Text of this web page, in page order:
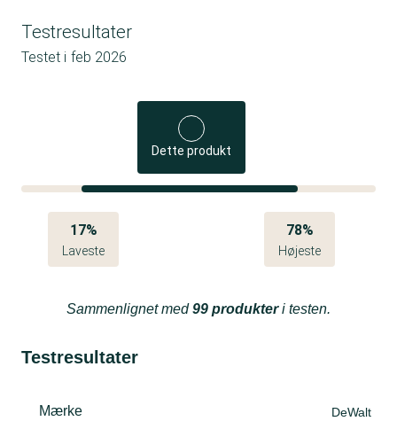
Testresultater
Testet i feb 2026
Dette produkt
17%
Laveste
78%
Højeste
Sammenlignet med99 produkteri testen.
Testresultater
Mærke DeWalt